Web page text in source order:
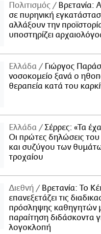
Πολιτισμός
Βρετανία:
σε πυρηνική
αλλάξουν την
υποστηρίζει
Ελλάδα
Γιώργος
νοσοκομείο ξανά ο
θεραπεία κατά του
Ελλάδα
Σέρρες: «Τα
Οι πρώτες δηλώσεις
και συζύγου των
τροχαίου
Διεθνή
Βρετανία: Το
επανεξετάζει τις
πρόσληψης καθηγητών
παραίτηση διδάσκοντα
λογοκλοπή